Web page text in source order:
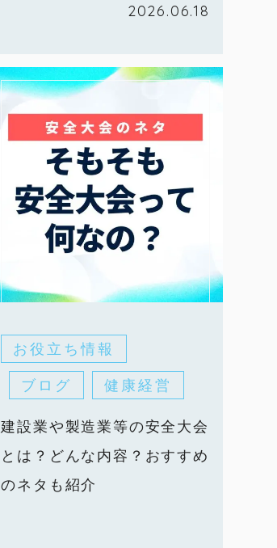
2026.06.18
お役立ち情報
ブログ
健康経営
建設業や製造業等の安全大会
とは？どんな内容？おすすめ
のネタも紹介